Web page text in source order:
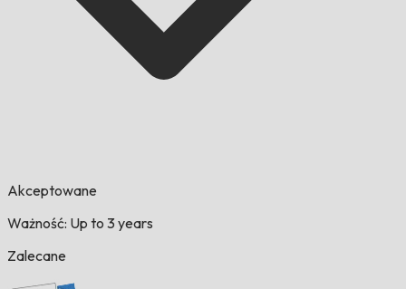
Akceptowane
Ważność: Up to 3 years
Zalecane